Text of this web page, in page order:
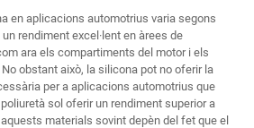
en aplicacions automotrius varia segons
rendiment excel·lent en àrees de
ara els compartiments del motor i els
obstant això, la silicona pot no oferir la
per a aplicacions automotrius que
sol oferir un rendiment superior a
aquests materials sovint depèn del fet que el